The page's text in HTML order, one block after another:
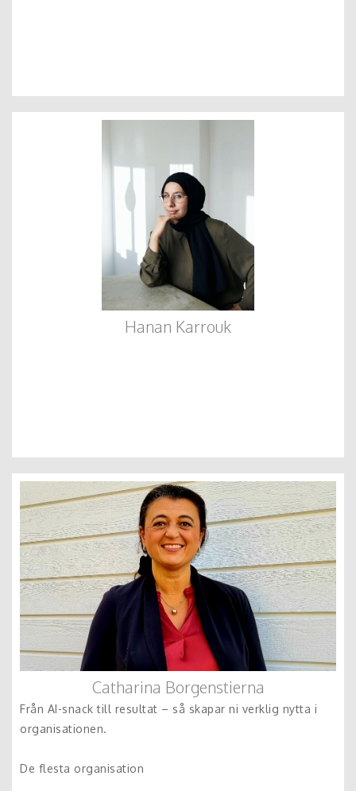
Hanan Karrouk
Catharina Borgenstierna
Från AI-snack till resultat – så skapar ni verklig nytta i
organisationen.
De flesta organisation